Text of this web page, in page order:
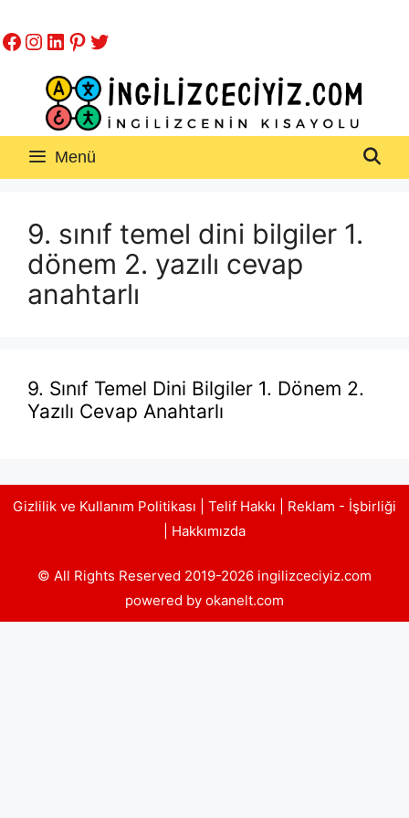
atla
Facebook
Instagram
LinkedIn
Pinterest
Twitter
Menü
9. sınıf temel dini bilgiler 1.
dönem 2. yazılı cevap
anahtarlı
9. Sınıf Temel Dini Bilgiler 1. Dönem 2.
Yazılı Cevap Anahtarlı
Gizlilik ve Kullanım Politikası Telif Hakkı
Reklam - İşbirliği
Hakkımızda
© All Rights Reserved 2019-2026 ingilizceciyiz.com
powered by okanelt.com